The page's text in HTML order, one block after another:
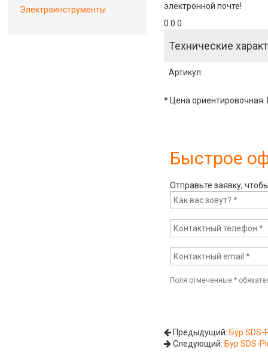
электронной почте!
0 0 0
Технические
Артикул:
* Цена ориентировочная.
Быстрое
Отправьте заявку,
Поля отмеченные*
Предыдущий: Бур
Следующий: Бур SDS-
Электроинструменты